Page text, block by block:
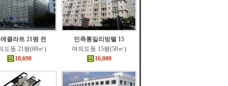
클라트 21평 전
도동 21평(69㎡)
18,690
민족통일리빙텔 15
여의도동 15평(50㎡)
16,000